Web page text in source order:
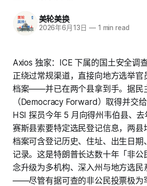
美轮美换
2026年6月13日 —1 min read
Axios 独家：ICE 下属的国土安全调
正绕过常规渠道，直接向地方选举官
档案——并已在两个县拿到手。据民
（Democracy Forward）取得并交给
HSI 探员今年 5 月向得州韦伯县、去
赛斯县索要特定选民登记信息，两县
档案可含登记历史、住址、出生日期
记录。这是特朗普长达数十年「非公
念升级为多机构、深入州与地方选民
——尽管有据可查的非公民投票极为